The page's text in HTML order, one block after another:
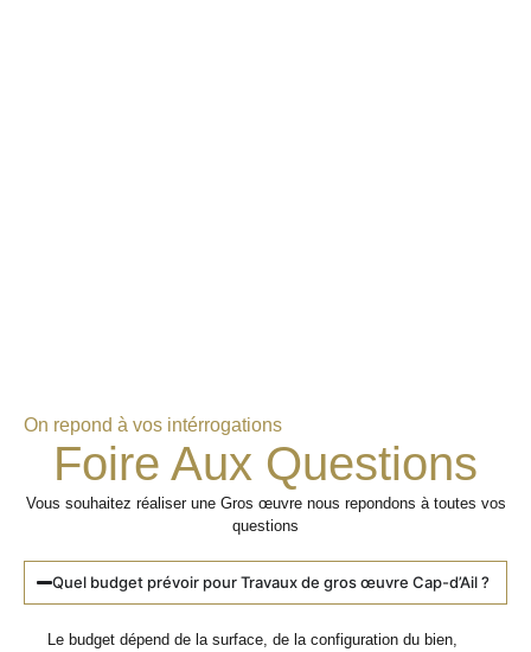
On repond à vos intérrogations
Foire Aux Questions
Vous souhaitez réaliser une Gros œuvre nous repondons à toutes vos
questions
Quel budget prévoir pour Travaux de gros œuvre Cap-d’Ail ?
Le budget dépend de la surface, de la configuration du bien,